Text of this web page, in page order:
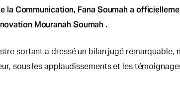
Communication, Fana Soumah a
Mouranah Soumah .
sortant a dressé un bilan jugé
sous les applaudissements et les